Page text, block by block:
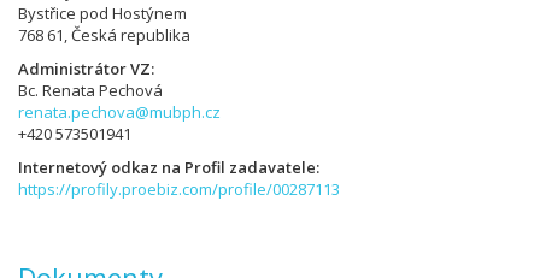
Bystřice pod Hostýnem
768 61, Česká republika
Administrátor VZ
Bc. Renata Pechová
renata.pechova@mubph.cz
+420 573501941
Internetový odkaz na Profil zadavatele
https://profily.proebiz.com/profile/00287113